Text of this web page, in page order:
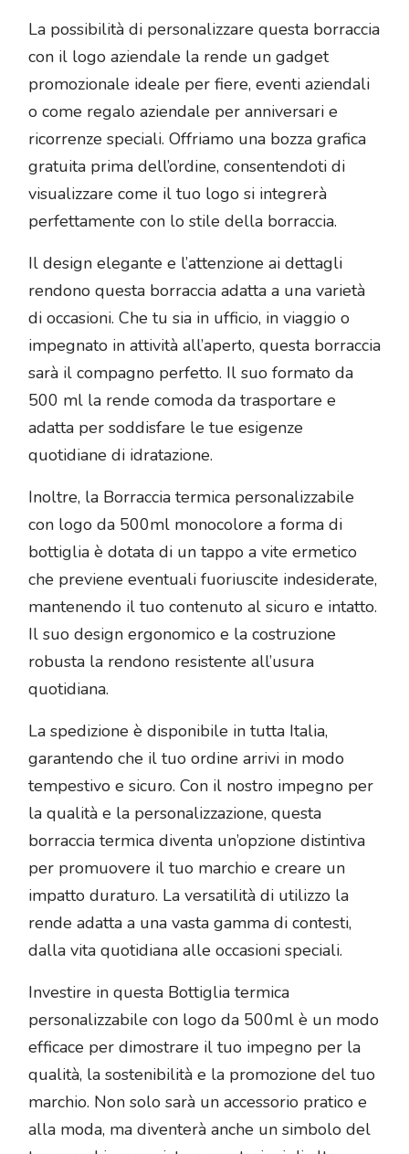
La possibilità di personalizzare questa borraccia
con il logo aziendale la rende un gadget
promozionale ideale per fiere, eventi aziendali
o come regalo aziendale per anniversari e
ricorrenze speciali. Offriamo una bozza grafica
gratuita prima dell’ordine, consentendoti di
visualizzare come il tuo logo si integrerà
perfettamente con lo stile della borraccia.
Il design elegante e l’attenzione ai dettagli
rendono questa borraccia adatta a una varietà
di occasioni. Che tu sia in ufficio, in viaggio o
impegnato in attività all’aperto, questa borraccia
sarà il compagno perfetto. Il suo formato da
500 ml la rende comoda da trasportare e
adatta per soddisfare le tue esigenze
quotidiane di idratazione.
Inoltre, la Borraccia termica personalizzabile
con logo da 500ml monocolore a forma di
bottiglia è dotata di un tappo a vite ermetico
che previene eventuali fuoriuscite indesiderate,
mantenendo il tuo contenuto al sicuro e intatto.
Il suo design ergonomico e la costruzione
robusta la rendono resistente all’usura
quotidiana.
La spedizione è disponibile in tutta Italia,
garantendo che il tuo ordine arrivi in modo
tempestivo e sicuro. Con il nostro impegno per
la qualità e la personalizzazione, questa
borraccia termica diventa un’opzione distintiva
per promuovere il tuo marchio e creare un
impatto duraturo. La versatilità di utilizzo la
rende adatta a una vasta gamma di contesti,
dalla vita quotidiana alle occasioni speciali.
Investire in questa Bottiglia termica
personalizzabile con logo da 500ml è un modo
efficace per dimostrare il tuo impegno per la
qualità, la sostenibilità e la promozione del tuo
marchio. Non solo sarà un accessorio pratico e
alla moda, ma diventerà anche un simbolo del